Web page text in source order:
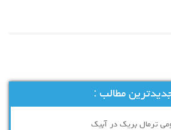
مطالب :
ترمال بریک در آبیک